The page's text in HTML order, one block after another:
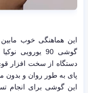
این هماهنگی خوب
پای به طور روان و
این گوشی برای انجام